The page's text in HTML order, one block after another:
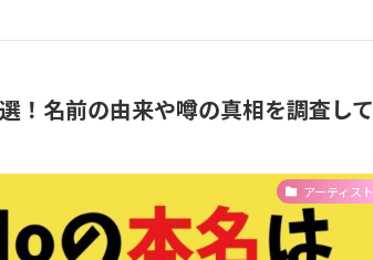
！名前の由来や噂の真相を調査して
アーティスト